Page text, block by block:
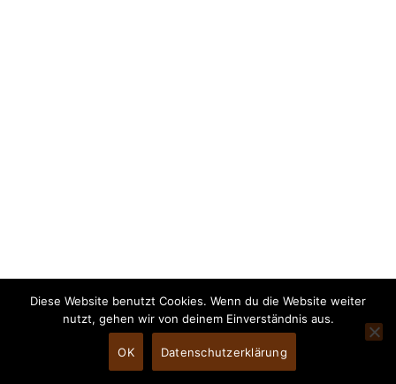
Diese Website benutzt Cookies. Wenn du die Website weiter
nutzt, gehen wir von deinem Einverständnis aus.
OK Datenschutzerklärung